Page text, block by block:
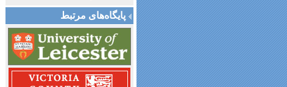
پایگاه‌های مرتبط